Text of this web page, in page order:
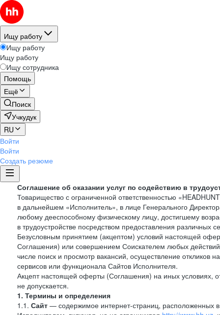
Ищу работу
Ищу работу
Ищу работу
Ищу сотрудника
Помощь
Ещё
Поиск
Учкудук
RU
Войти
Войти
Создать резюме
Соглашение об оказании услуг по содействию в
Товарищество с ограниченной ответственностью
в дальнейшем «Исполнитель», в лице Генерального
любому дееспособному физическому лицу, достигшему
в трудоустройстве посредством предоставления различных
Безусловным принятием (акцептом) условий настоящей
Соглашения) или совершением Соискателем любых
числе поиск и просмотр вакансий, осуществление откликов
сервисов или функционала Сайтов Исполнителя.
Акцепт настоящей оферты (Соглашения) на иных условиях,
не допускается.
1. Термины и определения
1.1. Сайт — содержимое интернет-страниц, расположенных